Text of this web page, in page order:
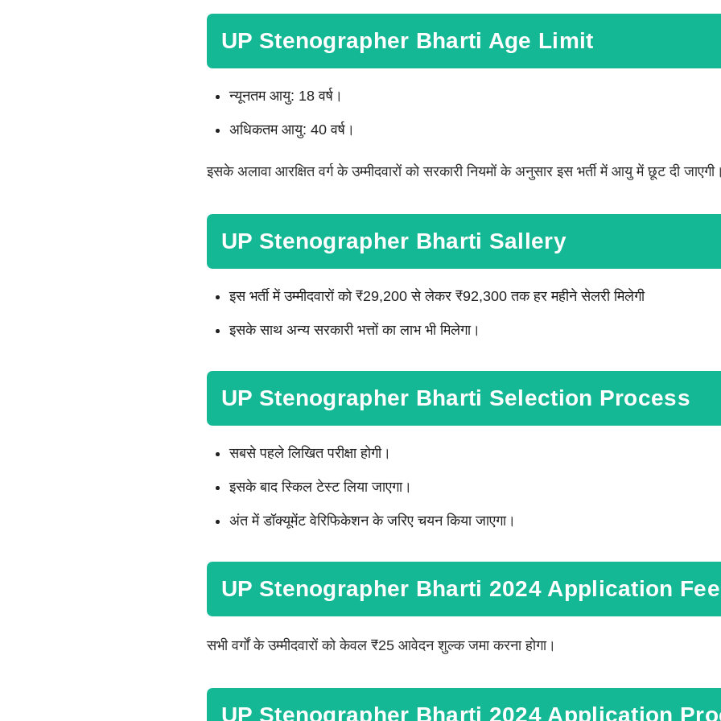
UP Stenographer Bharti Age Limit
न्यूनतम आयु: 18 वर्ष।
अधिकतम आयु: 40 वर्ष।
इसके अलावा आरक्षित वर्ग के उम्मीदवारों को सरकारी नियमों के अनुसार इस भर्ती में आयु में छूट दी
UP Stenographer Bharti Sallery
इस भर्ती में उम्मीदवारों को ₹29,200 से लेकर ₹92,300 तक हर महीने सेलरी मिलेगी
इसके साथ अन्य सरकारी भत्तों का लाभ भी मिलेगा।
UP Stenographer Bharti Selection Process
सबसे पहले लिखित परीक्षा होगी।
इसके बाद स्किल टेस्ट लिया जाएगा।
अंत में डॉक्यूमेंट वेरिफिकेशन के जरिए चयन किया जाएगा।
UP Stenographer Bharti 2024 Application Fee
सभी वर्गों के उम्मीदवारों को केवल ₹25 आवेदन शुल्क जमा करना होगा।
UP Stenographer Bharti 2024 Application